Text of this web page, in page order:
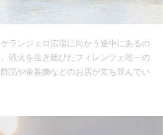
ランジェロ広場に向かう途中にあるの
戦火を生き延びたフィレンツェ唯一の
品や金装飾などのお店が立ち並んでい